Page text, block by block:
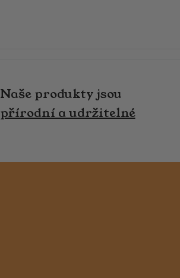
Naše produkty jsou
přírodní a udržitelné